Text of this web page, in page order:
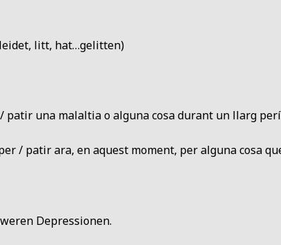
litt, hat…gelitten)
patir una malaltia o alguna cosa durant un llarg
/ patir ara, en aquest moment, per alguna cosa
Depressionen.